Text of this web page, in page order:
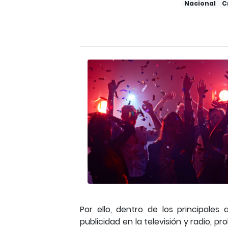
Nacional
Por ello, dentro de los principales
publicidad en la televisión y radio,